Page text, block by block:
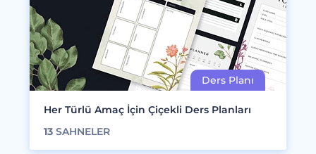
Her Türlü Amaç İçin Çiçekli Ders Planları
13 SAHNELER